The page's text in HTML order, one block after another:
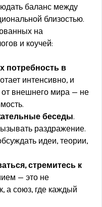
баланс между
близостью.
на
и коучей:
потребность в
интенсивно, и
от внешнего мира — не
беседы.
раздражение.
идеи, теории,
стремитесь к
— это не
а союз, где каждый